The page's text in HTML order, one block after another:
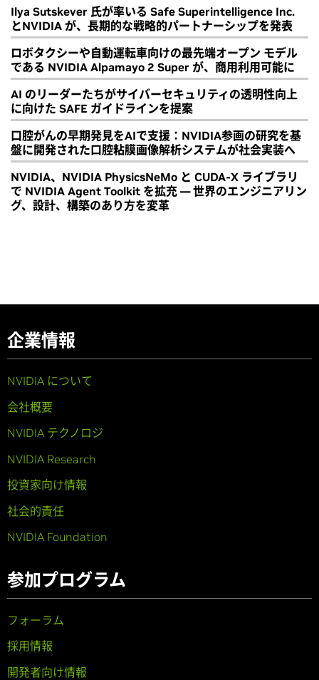
Ilya Sutskever 氏が率いる Safe Superintelligence Inc.
とNVIDIA が、長期的な戦略的パートナーシップを発表
ロボタクシーや自動運転車向けの最先端オープン モデル
である NVIDIA Alpamayo 2 Super が、商用利用可能に
AI のリーダーたちがサイバーセキュリティの透明性向上
に向けた SAFE ガイドラインを提案
口腔がんの早期発見をAIで支援：NVIDIA参画の研究を基
盤に開発された口腔粘膜画像解析システムが社会実装へ
NVIDIA、NVIDIA PhysicsNeMo と CUDA-X ライブラリ
で NVIDIA Agent Toolkit を拡充 ― 世界のエンジニアリン
グ、設計、構築のあり方を変革
企業情報
NVIDIA について
会社概要
NVIDIA テクノロジ
NVIDIA Research
投資家向け情報
社会的責任
NVIDIA Foundation
参加プログラム
フォーラム
採用情報
開発者向け情報